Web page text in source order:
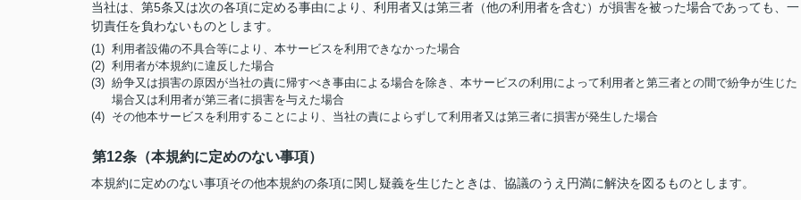
当社は、第5条又は次の各項に定める事由により、利用者又は第三者（他の利用者を含む）が損害を被った場合であっても、一
切責任を負わないものとします。
(1) 利用者設備の不具合等により、本サービスを利用できなかった場合
(2) 利用者が本規約に違反した場合
(3) 紛争又は損害の原因が当社の責に帰すべき事由による場合を除き、本サービスの利用によって利用者と第三者との間で紛争が生じた
場合又は利用者が第三者に損害を与えた場合
(4) その他本サービスを利用することにより、当社の責によらずして利用者又は第三者に損害が発生した場合
第12条（本規約に定めのない事項）
本規約に定めのない事項その他本規約の条項に関し疑義を生じたときは、協議のうえ円満に解決を図るものとします。